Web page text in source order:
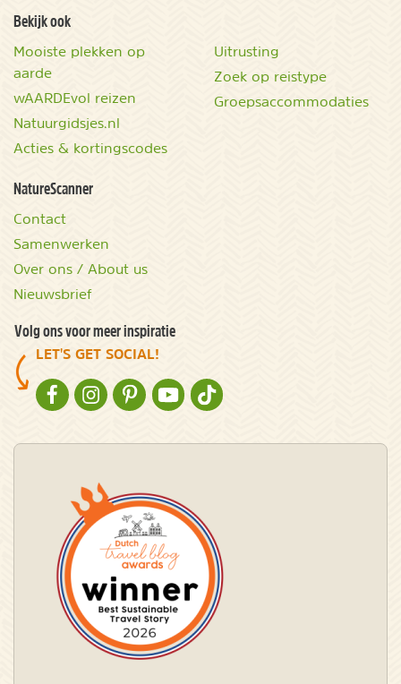
Bekijk ook
Mooiste plekken op
aarde
wAARDEvol reizen
Natuurgidsjes.nl
Acties & kortingscodes
Uitrusting
Zoek op reistype
Groepsaccommodaties
NatureScanner
Contact
Samenwerken
Over ons / About us
Nieuwsbrief
Volg ons voor meer inspiratie
LET'S GET SOCIAL!
NATURESCANNER OP FACEBOOK
NATURESCANNER OP INSTAGRAM
NATURESCANNER OP PINTEREST
NATURESCANNER OP YOUTUBE
NATURESCANNER OP TIKTOK